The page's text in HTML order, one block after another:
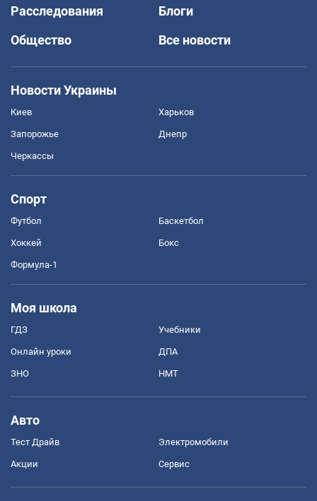
Расследования
Блоги
Общество
Все новости
Новости Украины
Киев Харьков
Запорожье Днепр
Черкассы
Спорт
Футбол Баскетбол
Хоккей Бокс
Формула-1
Моя школа
ГДЗ Учебники
Онлайн уроки ДПА
ЗНО НМТ
Авто
Тест Драйв Электромобили
Акции Сервис